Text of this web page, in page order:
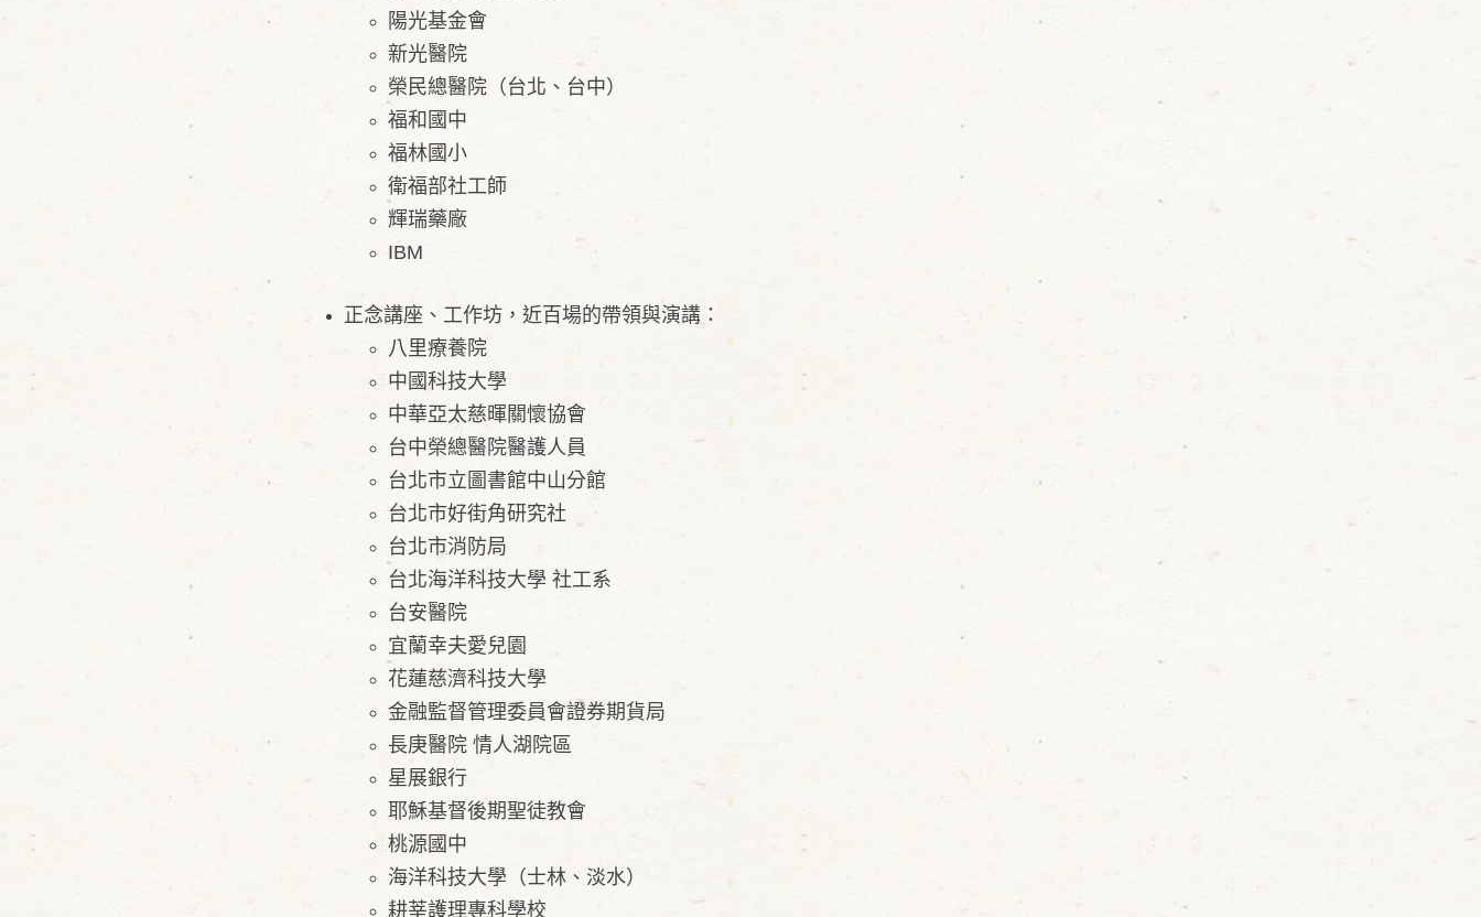
陽光基金會
新光醫院
榮民總醫院（台北、台中）
福和國中
福林國小
衛福部社工師
輝瑞藥廠
IBM
​正念講座、工作坊，​近百場的帶領與演講：
八里療養院
中國科技大學
中華亞太慈暉關懷協會
台中榮總醫院醫護人員
台北市立圖書館中山分館
台北市好街角研究社
台北市消防局
台北海洋科技大學 社工系
台安醫院
宜蘭幸夫愛兒園
花蓮慈濟科技大學
金融監督管理委員會證券期貨局
長庚醫院 情人湖院區
星展銀行
耶穌基督後期聖徒教會
桃源國中
海洋科技大學（士林、淡水）
耕莘護理專科學校​